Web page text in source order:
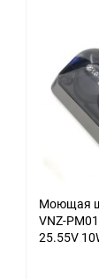
Моющая
VNZ-
25.55V